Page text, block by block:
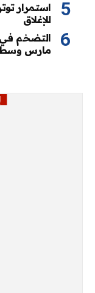
استمرار
للإغلاق
التضخم
مارس